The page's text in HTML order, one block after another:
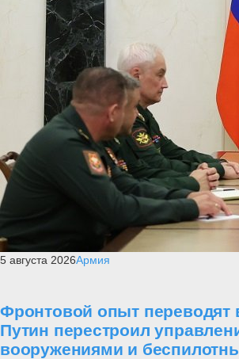
5 августа 2026Армия
Фронтовой опыт переводят
Путин перестроил
вооружениями и